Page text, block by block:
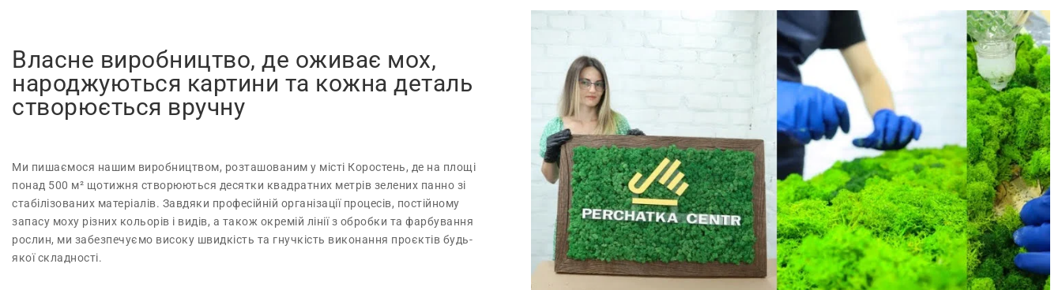
Власне виробництво, де оживає мох,
народжуються картини та кожна деталь
створюється вручну
Ми пишаємося нашим виробництвом, розташованим у місті Коростень, де на площі
понад 500 м² щотижня створюються десятки квадратних метрів зелених панно зі
стабілізованих матеріалів. Завдяки професійній організації процесів, постійному
запасу моху різних кольорів і видів, а також окремій лінії з обробки та фарбування
рослин, ми забезпечуємо високу швидкість та гнучкість виконання проєктів будь-
якої складності.